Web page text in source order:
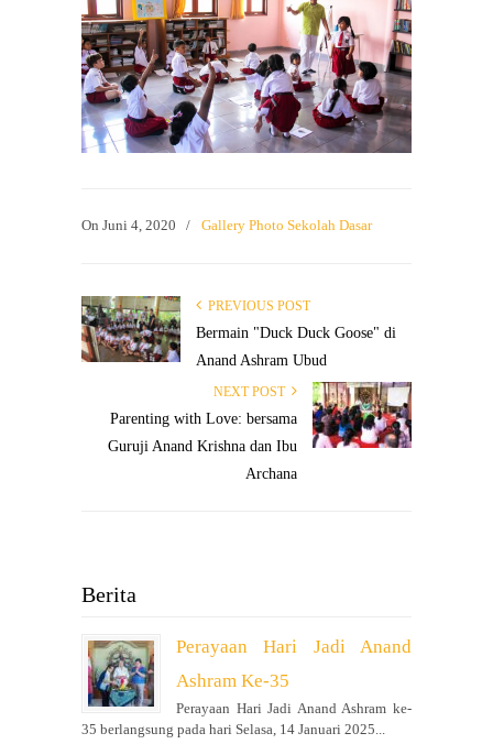
On Juni 4, 2020 / Gallery Photo Sekolah Dasar
PREVIOUS POST
Bermain "Duck Duck Goose" di
Anand Ashram Ubud
NEXT POST
Parenting with Love: bersama
Guruji Anand Krishna dan Ibu
Archana
Berita
Perayaan Hari Jadi Anand
Ashram Ke-35
Perayaan Hari Jadi Anand Ashram ke-
35 berlangsung pada hari Selasa, 14 Januari 2025...